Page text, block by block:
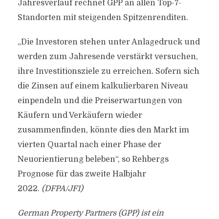
Jahresverlauf rechnet GPP an allen Top-7-
Standorten mit steigenden Spitzenrenditen.
„Die Investoren stehen unter Anlagedruck und
werden zum Jahresende verstärkt versuchen,
ihre Investitionsziele zu erreichen. Sofern sich
die Zinsen auf einem kalkulierbaren Niveau
einpendeln und die Preiserwartungen von
Käufern und Verkäufern wieder
zusammenfinden, könnte dies den Markt im
vierten Quartal nach einer Phase der
Neuorientierung beleben“, so Rehbergs
Prognose für das zweite Halbjahr
2022. (DFPA/JF1)
German Property Partners (GPP) ist ein